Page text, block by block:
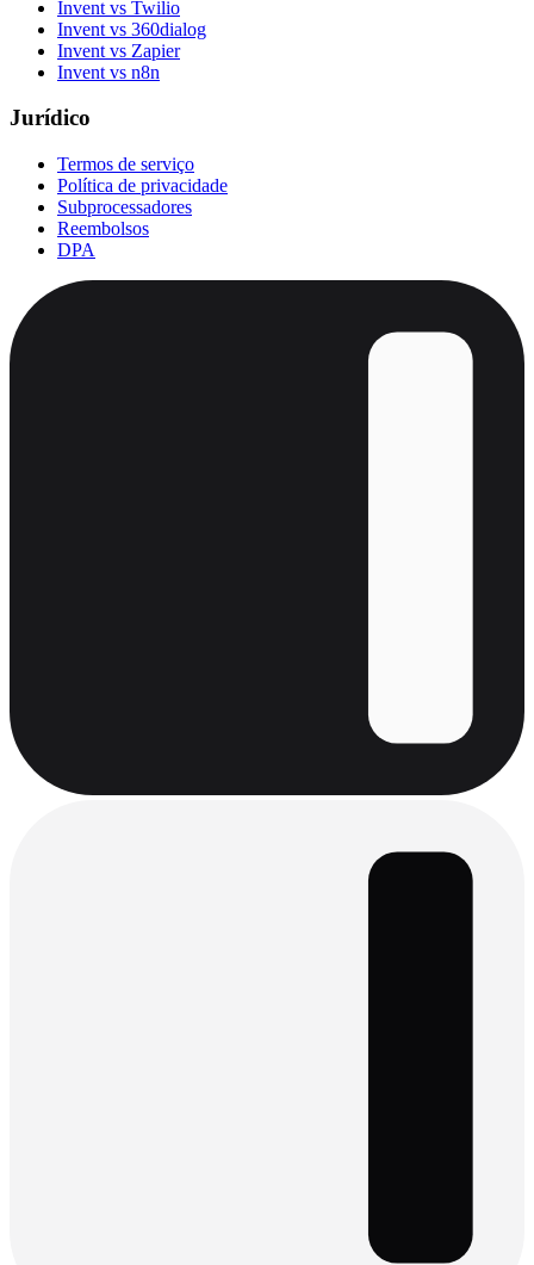
Invent vs Twilio
Invent vs 360dialog
Invent vs Zapier
Invent vs n8n
Jurídico
Termos de serviço
Política de privacidade
Subprocessadores
Reembolsos
DPA